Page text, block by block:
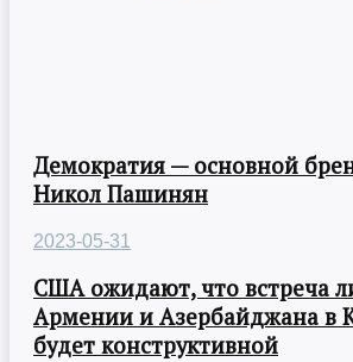
Демократия — основной
Никол Пашинян
2023-05-31
США ожидают, что встреча
Армении и Азербайджана в
будет конструктивной